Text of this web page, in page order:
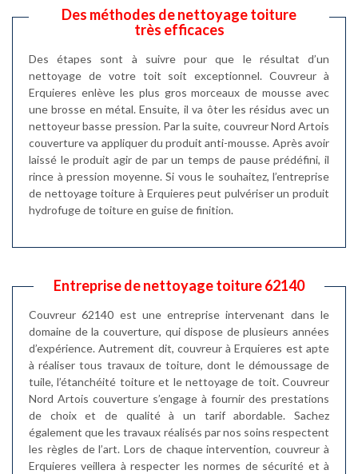
Des méthodes de nettoyage toiture
très efficaces
Des étapes sont à suivre pour que le résultat d’un
nettoyage de votre toit soit exceptionnel. Couvreur à
Erquieres enlève les plus gros morceaux de mousse avec
une brosse en métal. Ensuite, il va ôter les résidus avec un
nettoyeur basse pression. Par la suite, couvreur Nord Artois
couverture va appliquer du produit anti-mousse. Après avoir
laissé le produit agir de par un temps de pause prédéfini, il
rince à pression moyenne. Si vous le souhaitez, l’entreprise
de nettoyage toiture à Erquieres peut pulvériser un produit
hydrofuge de toiture en guise de finition.
Entreprise de nettoyage toiture 62140
Couvreur 62140 est une entreprise intervenant dans le
domaine de la couverture, qui dispose de plusieurs années
d’expérience. Autrement dit, couvreur à Erquieres est apte
à réaliser tous travaux de toiture, dont le démoussage de
tuile, l’étanchéité toiture et le nettoyage de toit. Couvreur
Nord Artois couverture s’engage à fournir des prestations
de choix et de qualité à un tarif abordable. Sachez
également que les travaux réalisés par nos soins respectent
les règles de l’art. Lors de chaque intervention, couvreur à
Erquieres veillera à respecter les normes de sécurité et à